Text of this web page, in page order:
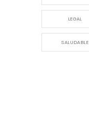
LEGAL
SALUDABLE